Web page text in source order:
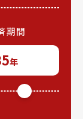
期間
年